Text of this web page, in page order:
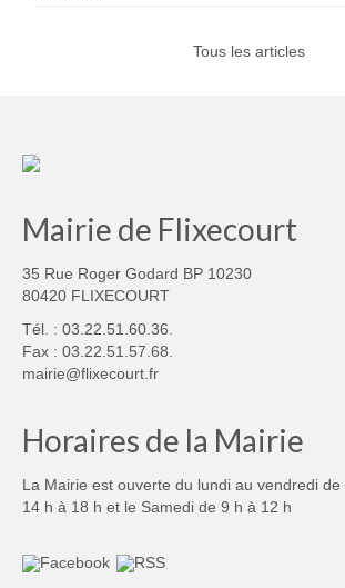
Tous les articles
Mairie de Flixecourt
35 Rue Roger Godard BP 10230
80420 FLIXECOURT
Tél. : 03.22.51.60.36.
Fax : 03.22.51.57.68.
mairie@flixecourt.fr
Horaires de la Mairie
La Mairie est ouverte du lundi au vendredi
14 h à 18 h et le Samedi de 9 h à 12 h